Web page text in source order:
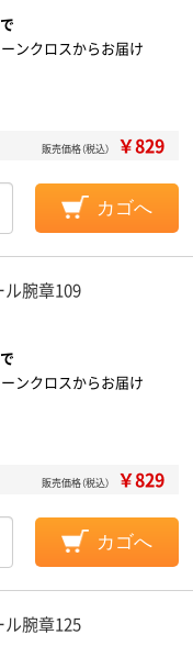
ンクロスからお届け
販売価格（税込） ￥829
カゴへ
ル腕章109
ンクロスからお届け
販売価格（税込） ￥829
カゴへ
ル腕章125